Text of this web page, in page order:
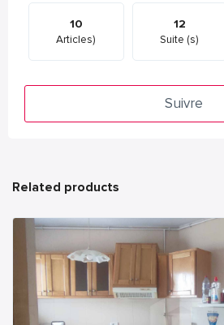
10
Articles)
12
Suite (s)
Suivre
Related products